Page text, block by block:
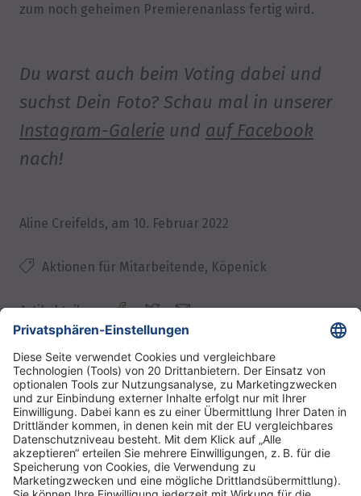
zum noch geheimen Premierenanlass fertig wird.
Du warst auch beim Voting dabei und
suchst Dein Foto? Schau mal in unserer
Instagram-Galerieund auf Facebook
nach!
Aline Creifelds, am 10. Februar 2022
Aktionen für Mitarbeitende, Köpenick
Artikel teilen:
DRK Kliniken Berlin